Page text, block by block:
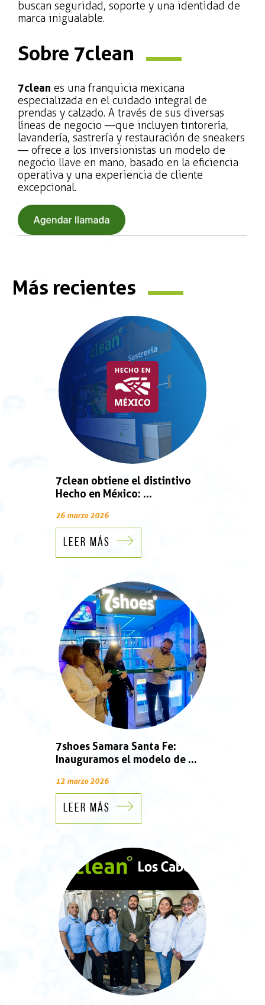
buscan seguridad, soporte y una identidad de
marca inigualable.
Sobre 7clean
7clean es una franquicia mexicana
especializada en el cuidado integral de
prendas y calzado. A través de sus diversas
líneas de negocio —que incluyen tintorería,
lavandería, sastrería y restauración de sneakers
— ofrece a los inversionistas un modelo de
negocio llave en mano, basado en la eficiencia
operativa y una experiencia de cliente
excepcional.
Más recientes
7clean obtiene el distintivo
Hecho en México: ...
26 marzo 2026
LEER MÁS
7shoes Samara Santa Fe:
Inauguramos el modelo de ...
12 marzo 2026
LEER MÁS